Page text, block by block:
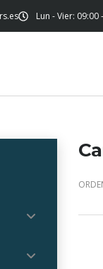
Lun - Vier: 09:00